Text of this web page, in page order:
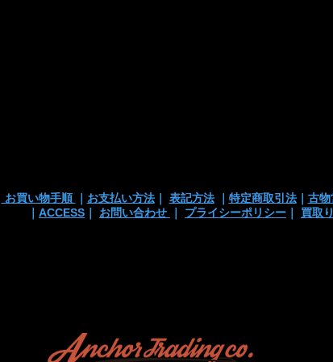
お買い物手順 お支払い方法｜ 表記方法｜ 特定商取引法｜ 古物
ACCESS お問い合わせ プライシーポリシー 買取り